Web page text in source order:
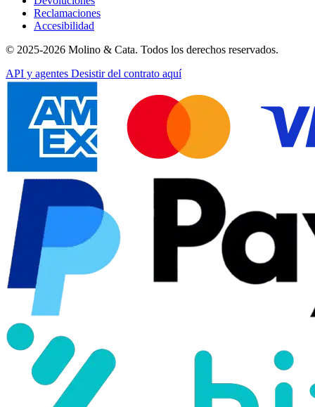
Reclamaciones
Accesibilidad
© 2025-2026 Molino & Cata. Todos los derechos reservados.
API y agentes Desistir del contrato aquí